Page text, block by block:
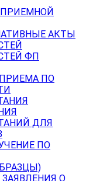
АКТЫ
ФП
ПО
ДЛЯ
ПО
О